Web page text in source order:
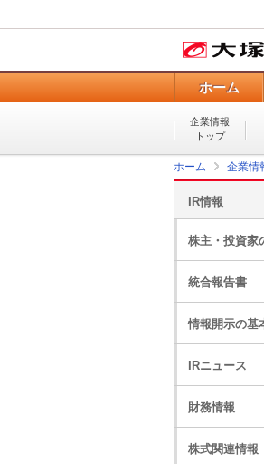
ホーム
企業情報
トップ
ホーム 企業情
IR情報
株主・投資家
統合報告書
情報開示の基
IRニュース
財務情報
株式関連情報